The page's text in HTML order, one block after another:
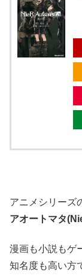
アニメシリーズ
アオートマタ
漫画も小説もゲ
知名度も高い方